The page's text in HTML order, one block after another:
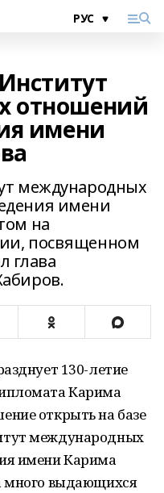
отношений
имени
международных
имени
на
посвященном
глава
130-летие
Карима
открыть на базе
международных
имени Карима
много выдающихся